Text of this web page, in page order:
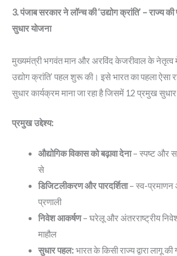
3. पंजाब सरकार ने लॉन्च की ‘उद्योग क्रांति’ – राज्य
सुधार योजना
मुख्यमंत्री भगवंत मान और अरविंद केजरीवाल के नेतृत्व
उद्योग क्रांति’ पहल शुरू की। इसे भारत का पहला ऐसा
सुधार कार्यक्रम माना जा रहा है जिसमें 12 प्रमुख
प्रमुख उद्देश्य:
औद्योगिक विकास को बढ़ावा देना– स्पष्ट और
से
डिजिटलीकरण और पारदर्शिता– स्व-प्रमाणन
प्रणाली
निवेश आकर्षण– घरेलू और अंतरराष्ट्रीय
माहौल
सुधार पहल:भारत के किसी राज्य द्वारा लागू की